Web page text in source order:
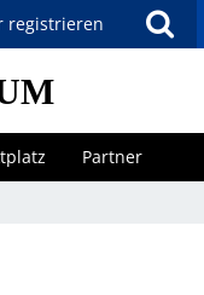
registrieren
Partner